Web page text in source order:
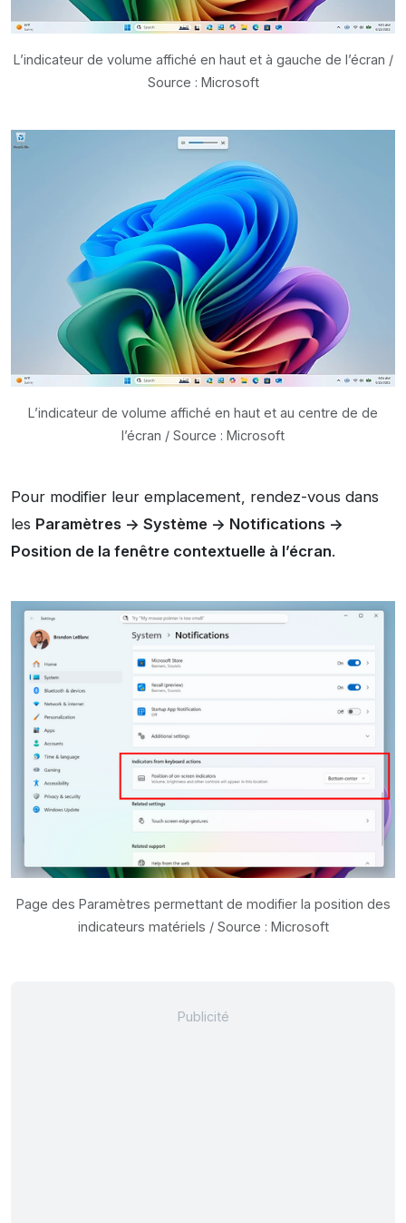
L’indicateur de volume affiché en haut et à gauche de l’écran /
Source : Microsoft
L’indicateur de volume affiché en haut et au centre de de
l’écran / Source : Microsoft
Pour modifier leur emplacement, rendez-vous dans
les Paramètres -> Système -> Notifications ->
Position de la fenêtre contextuelle à l’écran.
Page des Paramètres permettant de modifier la position des
indicateurs matériels / Source : Microsoft